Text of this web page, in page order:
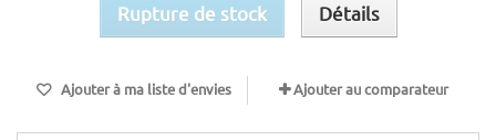
Rupture de stock Détails
Ajouter à ma liste d'envies Ajouter au comparateur